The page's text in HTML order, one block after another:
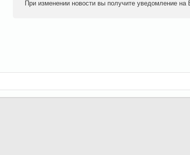
При изменении новости вы получите уведомление на